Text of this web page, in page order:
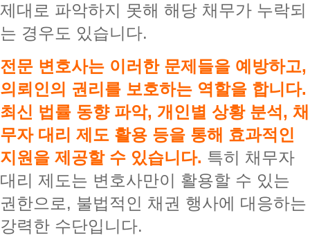
제대로 파악하지 못해 해당 채무가 누락되
는 경우도 있습니다.
전문 변호사는 이러한 문제들을 예방하고,
의뢰인의 권리를 보호하는 역할을 합니다.
최신 법률 동향 파악, 개인별 상황 분석, 채
무자 대리 제도 활용 등을 통해 효과적인
지원을 제공할 수 있습니다. 특히 채무자
대리 제도는 변호사만이 활용할 수 있는
권한으로, 불법적인 채권 행사에 대응하는
강력한 수단입니다.